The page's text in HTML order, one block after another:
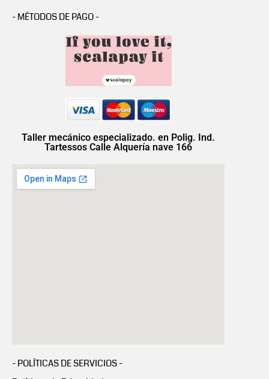
- MÉTODOS DE PAGO -
Taller mecánico especializado. en Polig. Ind.
Tartessos Calle Alquería nave 166
- POLÍTICAS DE SERVICIOS -